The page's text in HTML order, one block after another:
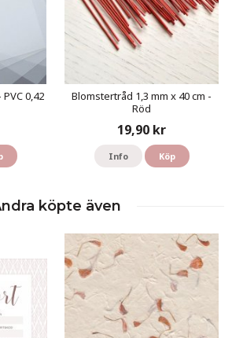
0,42
Blomstertråd 1,3 mm x 40 cm -
Röd
19,90 kr
Info Köp
köpte även